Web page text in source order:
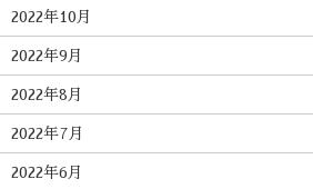
2022年10月
2022年9月
2022年8月
2022年7月
2022年6月